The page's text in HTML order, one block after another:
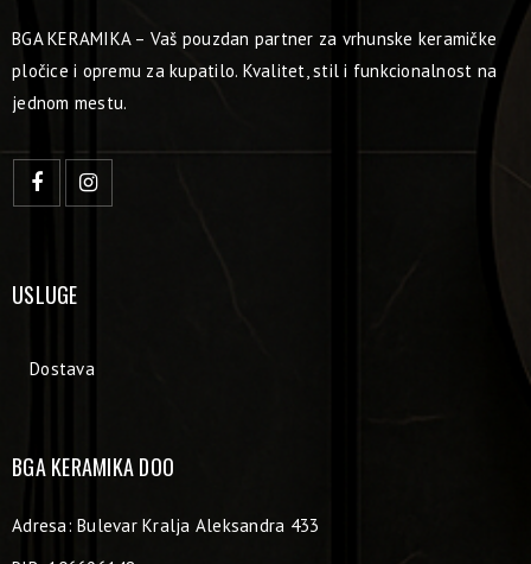
BGA KERAMIKA – Vaš pouzdan partner za vrhunske keramičke
pločice i opremu za kupatilo. Kvalitet, stil i funkcionalnost na
jednom mestu.
USLUGE
Dostava
BGA KERAMIKA DOO
Adresa: Bulevar Kralja Aleksandra 433